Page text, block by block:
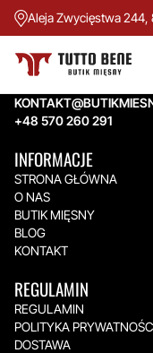
Aleja Zwycięstwa 244,
TUTTO BENE BUTIK
Aleja Zwycięstwa 244,
+48 570 260 291
INFORMACJE
STRONA GŁÓWNA
O NAS
BUTIK MIĘSNY
BLOG
KONTAKT
REGULAMIN
REGULAMIN
POLITYKA
DOSTAWA